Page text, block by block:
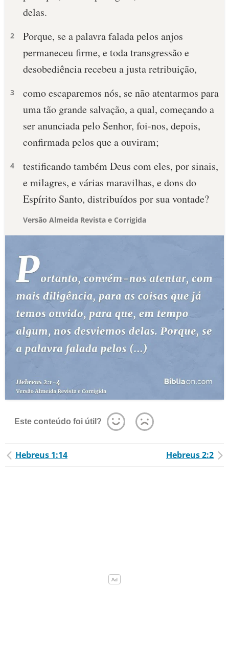
delas.
2
Porque, se a palavra falada pelos anjos
permaneceu firme, e toda transgressão e
desobediência recebeu a justa retribuição,
3
como escaparemos nós, se não atentarmos para
uma tão grande salvação, a qual, começando a
ser anunciada pelo Senhor, foi-nos, depois,
confirmada pelos que a ouviram;
4
testificando também Deus com eles, por sinais,
e milagres, e várias maravilhas, e dons do
Espírito Santo, distribuídos por sua vontade?
Versão Almeida Revista e Corrigida
Este conteúdo foi útil?
Hebreus 1:14 Hebreus 2:2